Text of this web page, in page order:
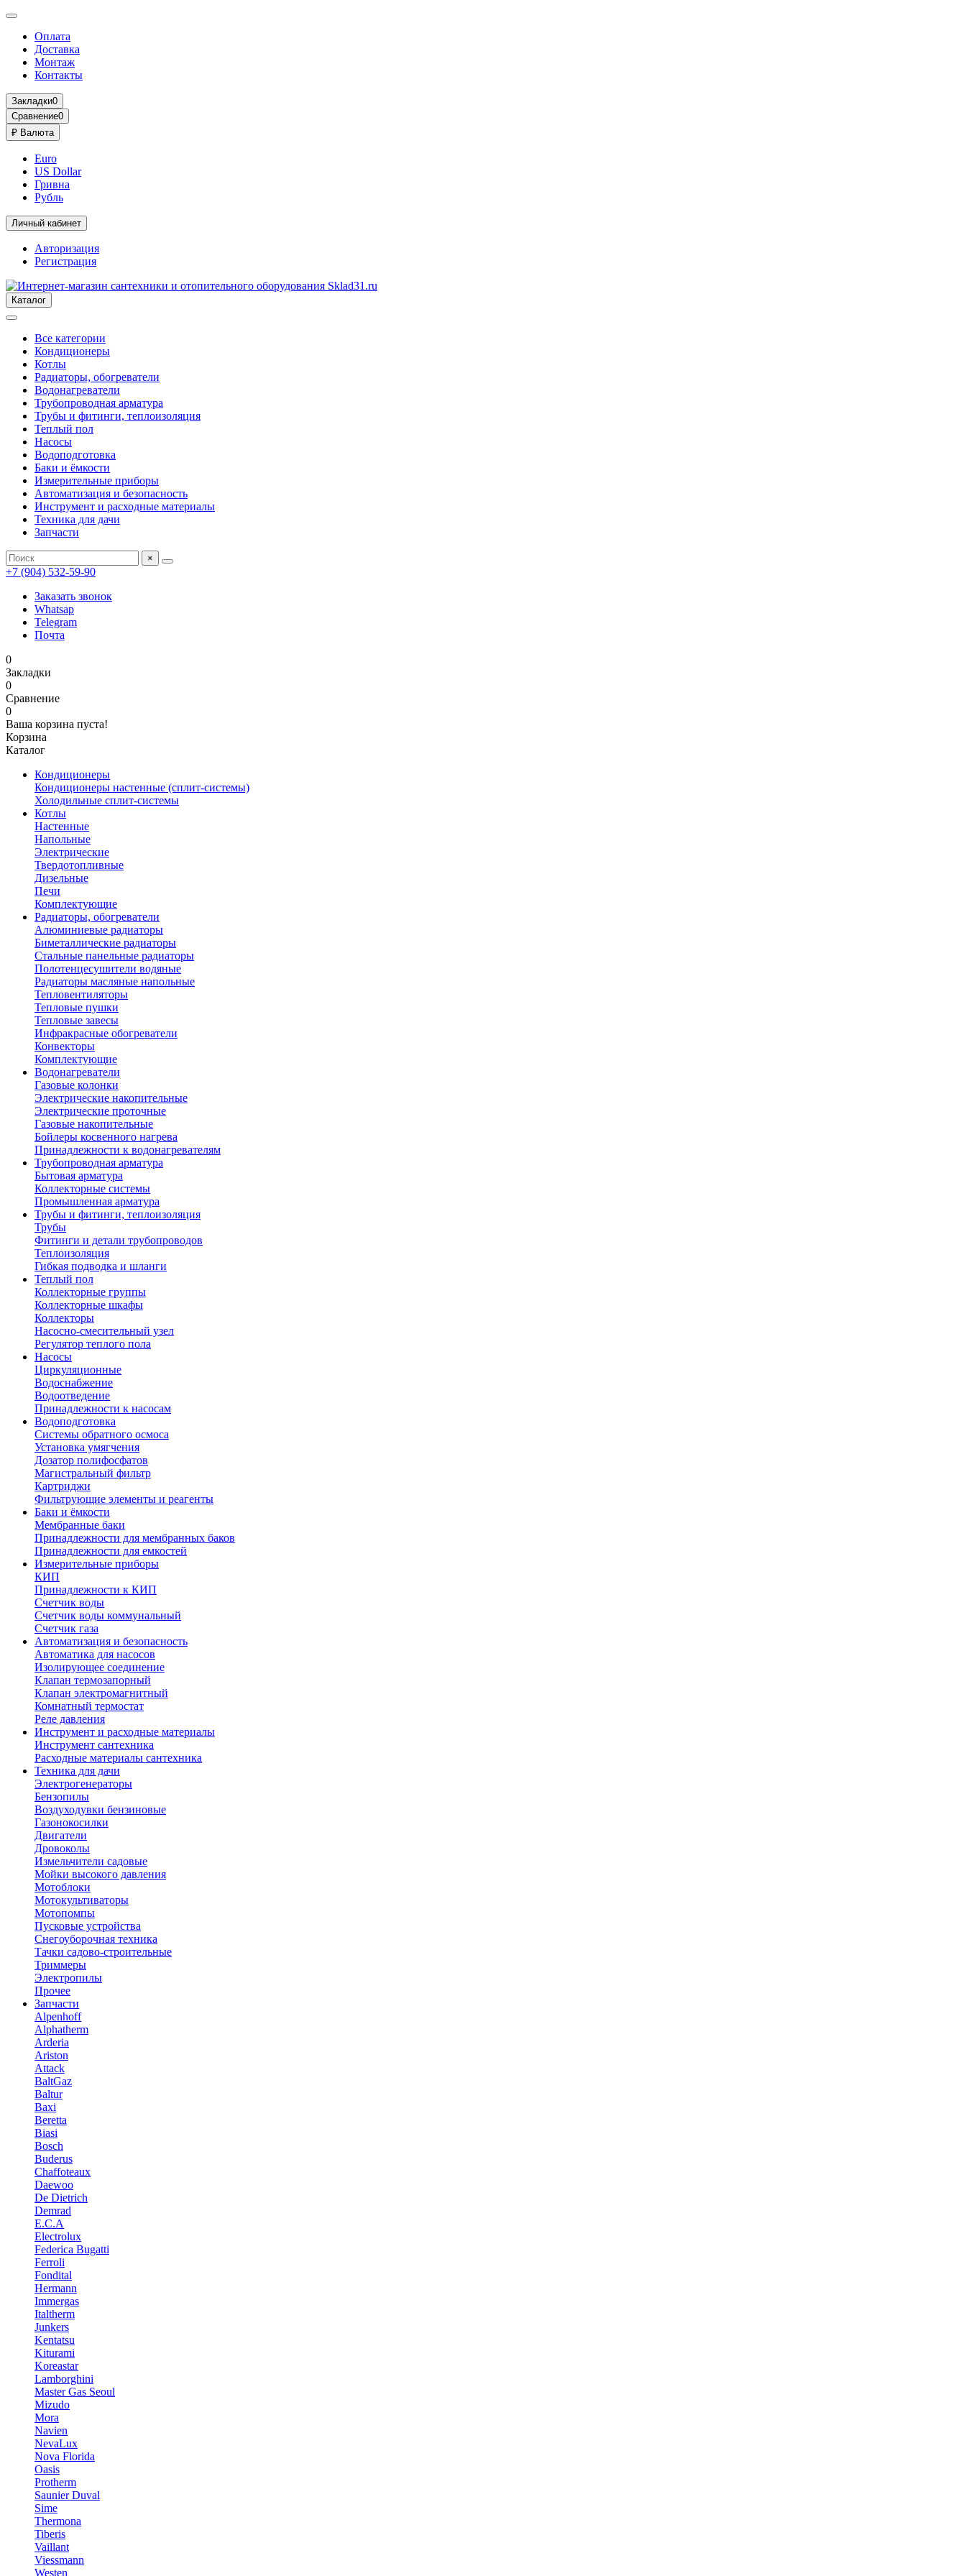
Оплата
Доставка
Монтаж
Контакты
Закладки0
Сравнение0
₽ Валюта
Euro
US Dollar
Гривна
Рубль
Личный кабинет
Авторизация
Регистрация
Каталог
Все категории
Кондиционеры
Котлы
Радиаторы, обогреватели
Водонагреватели
Трубопроводная арматура
Трубы и фитинги, теплоизоляция
Теплый пол
Насосы
Водоподготовка
Баки и ёмкости
Измерительные приборы
Автоматизация и безопасность
Инструмент и расходные материалы
Техника для дачи
Запчасти
×
+7 (904) 532-59-90
Заказать звонок
Whatsap
Telegram
Почта
0
Закладки
0
Сравнение
0
Ваша корзина пуста!
Корзина
Каталог
Кондиционеры
Кондиционеры настенные (сплит-системы)
Холодильные сплит-системы
Котлы
Настенные
Напольные
Электрические
Твердотопливные
Дизельные
Печи
Комплектующие
Радиаторы, обогреватели
Алюминиевые радиаторы
Биметаллические радиаторы
Стальные панельные радиаторы
Полотенцесушители водяные
Радиаторы масляные напольные
Тепловентиляторы
Тепловые пушки
Тепловые завесы
Инфракрасные обогреватели
Конвекторы
Комплектующие
Водонагреватели
Газовые колонки
Электрические накопительные
Электрические проточные
Газовые накопительные
Бойлеры косвенного нагрева
Принадлежности к водонагревателям
Трубопроводная арматура
Бытовая арматура
Коллекторные системы
Промышленная арматура
Трубы и фитинги, теплоизоляция
Трубы
Фитинги и детали трубопроводов
Теплоизоляция
Гибкая подводка и шланги
Теплый пол
Коллекторные группы
Коллекторные шкафы
Коллекторы
Насосно-смесительный узел
Регулятор теплого пола
Насосы
Циркуляционные
Водоснабжение
Водоотведение
Принадлежности к насосам
Водоподготовка
Системы обратного осмоса
Установка умягчения
Дозатор полифосфатов
Магистральный фильтр
Картриджи
Фильтрующие элементы и реагенты
Баки и ёмкости
Мембранные баки
Принадлежности для мембранных баков
Принадлежности для емкостей
Измерительные приборы
КИП
Принадлежности к КИП
Счетчик воды
Счетчик воды коммунальный
Счетчик газа
Автоматизация и безопасность
Автоматика для насосов
Изолирующее соединение
Клапан термозапорный
Клапан электромагнитный
Комнатный термостат
Реле давления
Инструмент и расходные материалы
Инструмент сантехника
Расходные материалы сантехника
Техника для дачи
Электрогенераторы
Бензопилы
Воздуходувки бензиновые
Газонокосилки
Двигатели
Дровоколы
Измельчители садовые
Мойки высокого давления
Мотоблоки
Мотокультиваторы
Мотопомпы
Пусковые устройства
Снегоуборочная техника
Тачки садово-строительные
Триммеры
Электропилы
Прочее
Запчасти
Alpenhoff
Alphatherm
Arderia
Ariston
Attack
BaltGaz
Baltur
Baxi
Beretta
Biasi
Bosch
Buderus
Chaffoteaux
Daewoo
De Dietrich
Demrad
E.C.A
Electrolux
Federica Bugatti
Ferroli
Fondital
Hermann
Immergas
Italtherm
Junkers
Kentatsu
Kiturami
Koreastar
Lamborghini
Master Gas Seoul
Mizudo
Mora
Navien
NevaLux
Nova Florida
Oasis
Protherm
Saunier Duval
Sime
Thermona
Tiberis
Vaillant
Viessmann
Westen